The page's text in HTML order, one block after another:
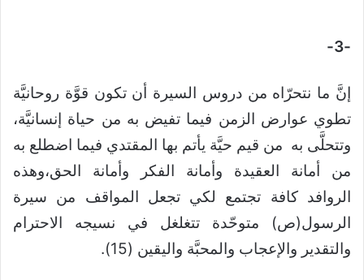
-3-
إنَّ ما نتحرّاه من دروس السيرة أن تكون قوَّة روحانيَّة
تطوي عوارض الزمن فيما تفيض به من حياة إنسانيَّة،
وتتحلَّى به من قيم حيَّة يأتم بها المقتدي فيما اضطلع به
من أمانة العقيدة وأمانة الفكر وأمانة الحق،وهذه
الروافد كافة تجتمع لكي تجعل المواقف من سيرة
الرسول(ص) متوحّدة تتغلغل في نسيجه الاحترام
والتقدير والإعجاب والمحبَّة واليقين (15).